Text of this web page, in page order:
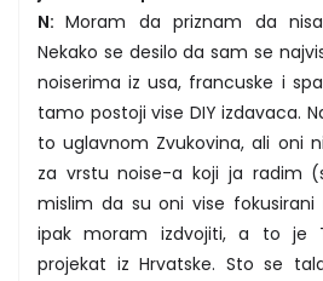
N:Moram da priznam da
Nekako se desilo da sam se
noiserima iz usa, francuske i
tamo postoji vise DIY izdavaca.
to uglavnom Zvukovina, ali oni
za vrstu noise-a koji ja radim
mislim da su oni vise fokusirani
ipak moram izdvojiti, a to je
projekat iz Hrvatske. Sto se